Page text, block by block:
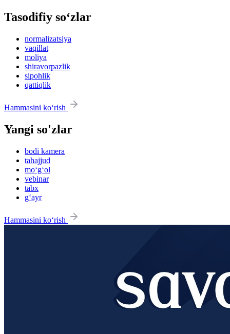
Tasodifiy so‘zlar
normalizatsiya
vaqillat
moliya
shiravorpazlik
sipohlik
qattiqlik
Hammasini ko‘rish
Yangi so'zlar
bodi kamera
tahajjud
mo‘g‘ol
vebinar
tabx
g‘ayr
Hammasini ko‘rish